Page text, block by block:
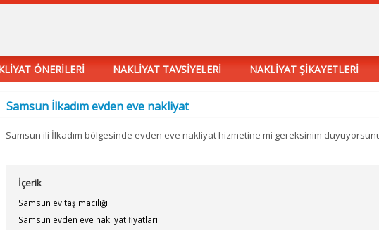
ÖNERİLERİ NAKLİYAT TAVSİYELERİ NAKLİYAT ŞİKAYETLERİ
Samsun İlkadım evden eve nakliyat
Samsun ili İlkadım bölgesinde evden eve nakliyat hizmetine mi gereksinim
İçerik
Samsun ev taşımacılığı
Samsun evden eve nakliyat fiyatları